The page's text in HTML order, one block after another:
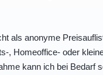
als anonyme
, Homeoffice- oder
kann ich bei Bedarf